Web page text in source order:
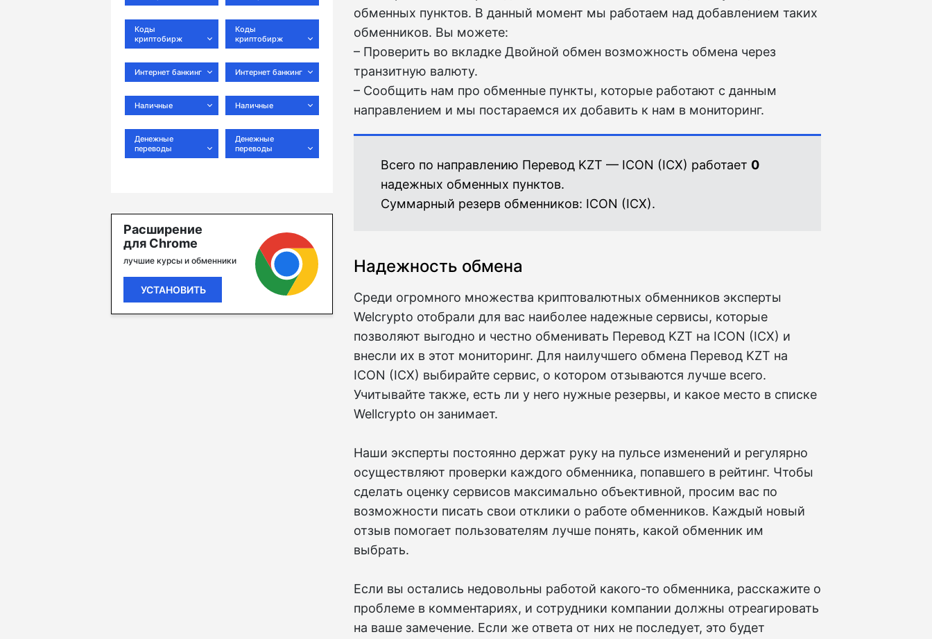
Коды
криптобирж
Интернет банкинг
Наличные
Денежные
переводы
Коды
криптобирж
Интернет банкинг
Наличные
Денежные
переводы
Расширение
для Chrome
лучшие курсы и обменники
УСТАНОВИТЬ
обменных пунктов. В данный момент мы работаем над добавлением таких
обменников. Вы можете:
– Проверить во вкладкe Двойной обмен возможность обмена через
транзитную валюту.
– Сообщить нам про обменные пункты, которые работают с данным
направлением и мы постараемся их добавить к нам в мониторинг.
Всего по направлению Перевод KZT — ICON (ICX) работает 0
надежных обменных пунктов.
Суммарный резерв обменников: ICON (ICX).
Надежность обмена
Среди огромного множества криптовалютных обменников эксперты
Welcrypto отобрали для вас наиболее надежные сервисы, которые
позволяют выгодно и честно обменивать Перевод KZT на ICON (ICX) и
внесли их в этот мониторинг. Для наилучшего обмена Перевод KZT на
ICON (ICX) выбирайте сервис, о котором отзываются лучше всего.
Учитывайте также, есть ли у него нужные резервы, и какое место в списке
Wellcrypto он занимает.
Наши эксперты постоянно держат руку на пульсе изменений и регулярно
осуществляют проверки каждого обменника, попавшего в рейтинг. Чтобы
сделать оценку сервисов максимально объективной, просим вас по
возможности писать свои отклики о работе обменников. Каждый новый
отзыв помогает пользователям лучше понять, какой обменник им
выбрать.
Если вы остались недовольны работой какого-то обменника, расскажите о
проблеме в комментариях, и сотрудники компании должны отреагировать
на ваше замечение. Если же ответа от них не последует, это будет